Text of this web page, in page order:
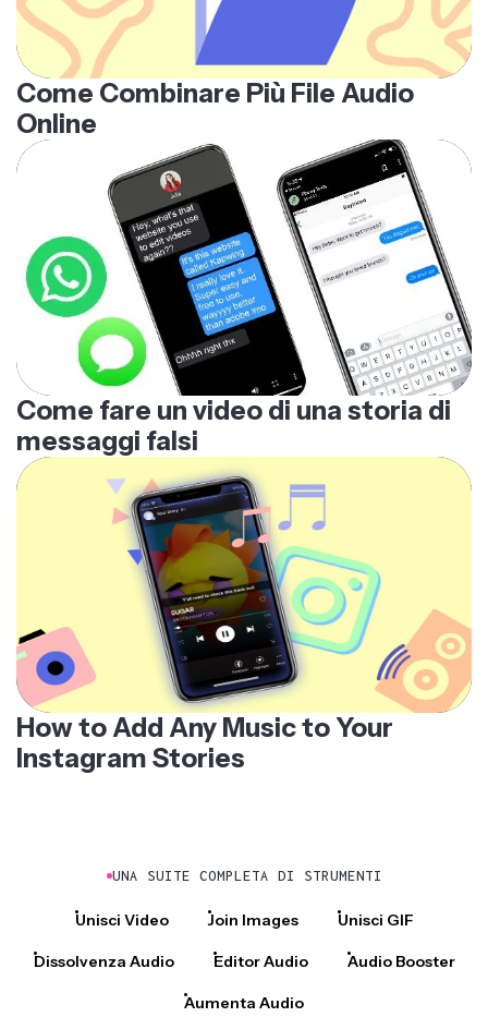
Come Combinare Più File Audio
Online
Come fare un video di una storia di
messaggi falsi
How to Add Any Music to Your
Instagram Stories
UNA SUITE COMPLETA DI STRUMENTI
Unisci Video Join Images Unisci GIF
Dissolvenza Audio Editor Audio Audio Booster
Aumenta Audio